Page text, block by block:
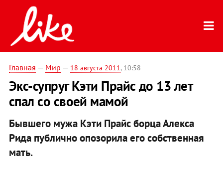
Главная — Мир — 18 августа 2011, 10:58
Экс-супруг Кэти Прайс до 13 лет
спал со своей мамой
Бывшего мужа Кэти Прайс борца Алекса
Рида публично опозорила его собственная
мать.